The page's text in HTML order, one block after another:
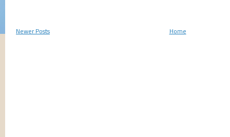
Newer Posts Home